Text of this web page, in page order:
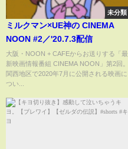
未分類
ミルクマン×UE神の CINEMA
NOON #2／'20.7.3配信
大阪・NOON + CAFEからお送りする「最
新映画情報番組 CINEMA NOON」第2回。
関西地区で2020年7月に公開される映画に
つい...